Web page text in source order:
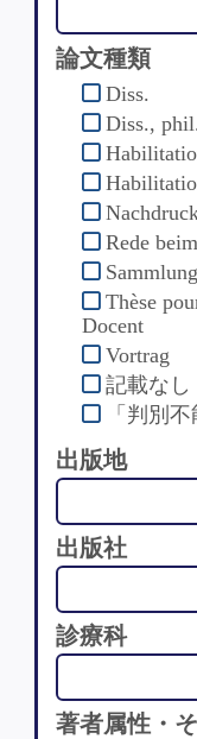
論文種類
Diss.
Diss.,
Rede
Thèse
Docent
Vortrag
記載なし
「判別不
出版地
出版社
診療科
著者属性・